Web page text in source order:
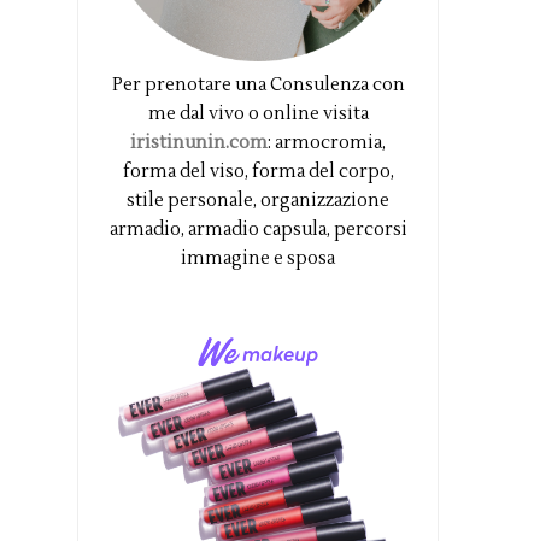
Per prenotare una Consulenza con
me dal vivo o online visita
iristinunin.com: armocromia,
forma del viso, forma del corpo,
stile personale, organizzazione
armadio, armadio capsula, percorsi
immagine e sposa